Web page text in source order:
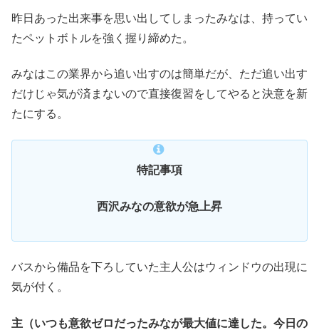
昨日あった出来事を思い出してしまったみなは、持ってい
たペットボトルを強く握り締めた。
みなはこの業界から追い出すのは簡単だが、ただ追い出す
だけじゃ気が済まないので直接復習をしてやると決意を新
たにする。
特記事項
西沢みなの意欲が急上昇
バスから備品を下ろしていた主人公はウィンドウの出現に
気が付く。
主（いつも意欲ゼロだったみなが最大値に達した。今日の